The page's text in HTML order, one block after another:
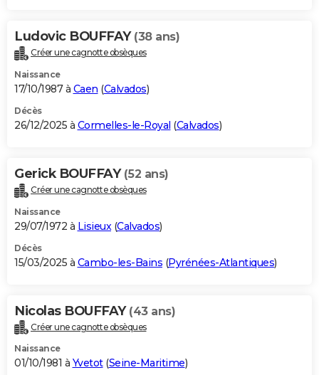
Bricolage
Lifestyle
Culture
Sport
Auto
Television
Voyage
Cinema
Ludovic BOUFFAY (38 ans)
Créer une cagnotte obsèques
Naissance
17/10/1987 à Caen (Calvados)
Décès
26/12/2025 à Cormelles-le-Royal (Calvados)
Gerick BOUFFAY (52 ans)
Créer une cagnotte obsèques
Naissance
29/07/1972 à Lisieux (Calvados)
Décès
15/03/2025 à Cambo-les-Bains (Pyrénées-Atlantiques)
Nicolas BOUFFAY (43 ans)
Créer une cagnotte obsèques
Naissance
01/10/1981 à Yvetot(Seine-Maritime)